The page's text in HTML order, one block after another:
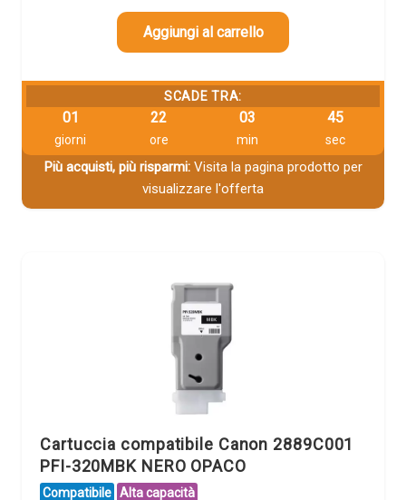
Aggiungi al carrello
SCADE TRA:
01
giorni
22
ore
03
min
44
sec
Più acquisti, più risparmi:Visita la pagina prodotto per
visualizzare l'offerta
Cartuccia compatibile Canon 2889C001
PFI-320MBK NERO OPACO
Compatibile Alta capacità